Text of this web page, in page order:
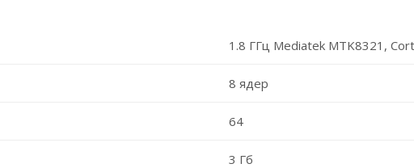
1.8 ГГц Mediatek MTK8321,
8 ядер
64
3 Гб